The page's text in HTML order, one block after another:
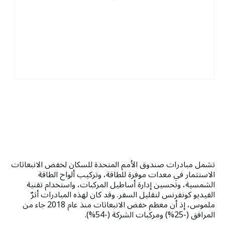
تشمل مبادرات صندوق الأمم المتحدة للسكان لخفض الانبعاثات
الاستثمار في معدات موفرة للطاقة، وتركيب ألواح الطاقة
الشمسية، وتحسين إدارة أساطيل المركبات، واستخدام تقنية
الفيديو كونفرنس لتقليل السفر. وقد كان لهذه المبادرات أثرٌ
ملموس، إذ أن معظم خفض الانبعاثات منذ عام 2018 جاء من
المرافق (-25%) ومركبات الشركة (-54%).